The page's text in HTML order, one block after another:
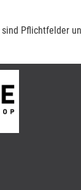
Pflichtfelder